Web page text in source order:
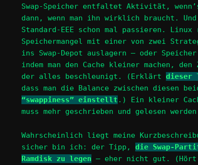
Swap-Speicher entfaltet Aktivität,
dann, wenn man ihn wirklich braucht.
Standard-EEE schon mal passieren.
Speichermangel mit einer von zwei
ins Swap-Depot auslagern – oder
indem man den Cache kleiner machen,
der alles beschleunigt. (Erklärt dieser
dass man die Balance zwischen diesen
“swappiness” einstellt .) Ein kleiner
muss mehr geschrieben und gelesen
Wahrscheinlich liegt meine
sicher bin ich: der Tipp, die Swap-
Ramdisk zu legen – eher nicht gut. (Hört